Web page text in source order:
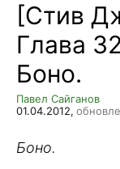
[Стив
Глава
Боно.
Павел Сайганов
01.04.2012,
Боно.